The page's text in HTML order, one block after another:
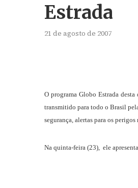
Estrada
21 de agosto de 2007
O programa Globo Estrada
transmitido para todo o Brasil
segurança, alertas para os
Na quinta-feira (23), ele